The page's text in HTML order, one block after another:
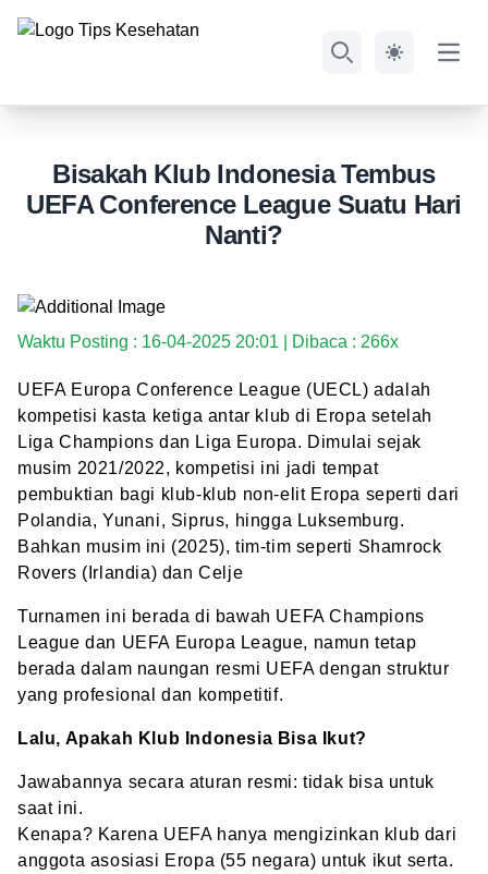
Bisakah Klub Indonesia Tembus
UEFA Conference League Suatu Hari
Nanti?
Waktu Posting : 16-04-2025 20:01 | Dibaca : 266x
UEFA Europa Conference League (UECL) adalah
kompetisi kasta ketiga antar klub di Eropa setelah
Liga Champions dan Liga Europa. Dimulai sejak
musim 2021/2022, kompetisi ini jadi tempat
pembuktian bagi klub-klub non-elit Eropa seperti dari
Polandia, Yunani, Siprus, hingga Luksemburg.
Bahkan musim ini (2025), tim-tim seperti Shamrock
Rovers (Irlandia) dan Celje
Turnamen ini berada di bawah UEFA Champions
League dan UEFA Europa League, namun tetap
berada dalam naungan resmi UEFA dengan struktur
yang profesional dan kompetitif.
Lalu, Apakah Klub Indonesia Bisa Ikut?
Jawabannya secara aturan resmi: tidak bisa untuk
saat ini.
Kenapa? Karena UEFA hanya mengizinkan klub dari
anggota asosiasi Eropa (55 negara) untuk ikut serta.